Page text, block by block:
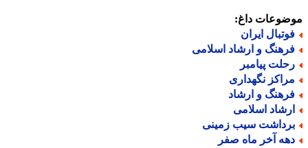
داغ:
ایران
و ارشاد اسلامی
پیامبر
نگهداری
و ارشاد
اسلامی
سیب زمینی
آخر ماه صفر